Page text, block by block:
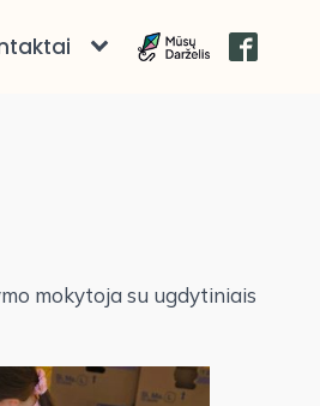
mokytoja su ugdytiniais